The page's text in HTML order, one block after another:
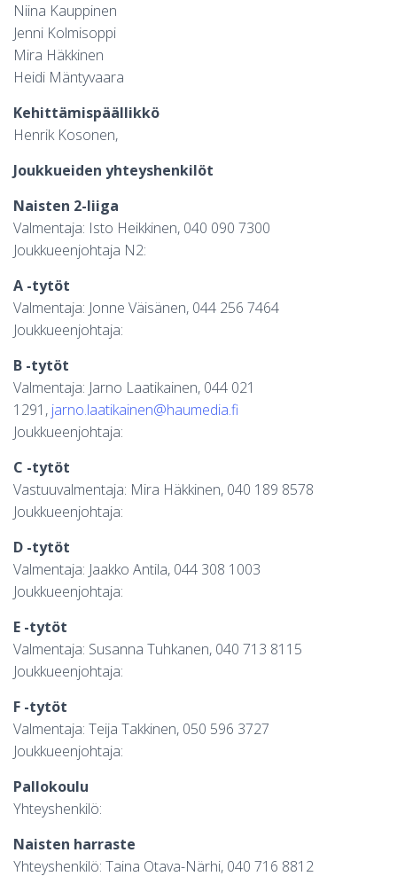
Niina Kauppinen
Jenni Kolmisoppi
Mira Häkkinen
Heidi Mäntyvaara
Kehittämispäällikkö
Henrik Kosonen,
Joukkueiden yhteyshenkilöt
Naisten 2-liiga
Valmentaja: Isto Heikkinen, 040 090 7300
Joukkueenjohtaja N2:
A -tytöt
Valmentaja: Jonne Väisänen, 044 256 7464
Joukkueenjohtaja:
B -tytöt
Valmentaja: Jarno Laatikainen, 044 021
1291, jarno.laatikainen@haumedia.fi
Joukkueenjohtaja:
C -tytöt
Vastuuvalmentaja: Mira Häkkinen, 040 189 8578
Joukkueenjohtaja:
D -tytöt
Valmentaja: Jaakko Antila, 044 308 1003
Joukkueenjohtaja:
E -tytöt
Valmentaja: Susanna Tuhkanen, 040 713 8115
Joukkueenjohtaja:
F -tytöt
Valmentaja: Teija Takkinen, 050 596 3727
Joukkueenjohtaja:
Pallokoulu
Yhteyshenkilö:
Naisten harraste
Yhteyshenkilö: Taina Otava-Närhi, 040 716 8812